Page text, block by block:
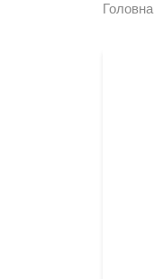
Головна